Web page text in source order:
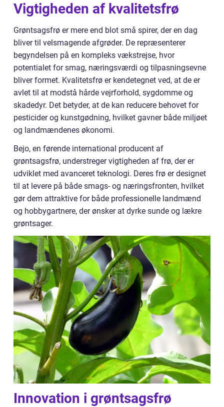
Vigtigheden af kvalitetsfrø
Grøntsagsfrø er mere end blot små spirer, der en dag
bliver til velsmagende afgrøder. De repræsenterer
begyndelsen på en kompleks vækstrejse, hvor
potentialet for smag, næringsværdi og tilpasningsevne
bliver formet. Kvalitetsfrø er kendetegnet ved, at de er
avlet til at modstå hårde vejrforhold, sygdomme og
skadedyr. Det betyder, at de kan reducere behovet for
pesticider og kunstgødning, hvilket gavner både miljøet
og landmændenes økonomi.
Bejo, en førende international producent af
grøntsagsfrø, understreger vigtigheden af frø, der er
udviklet med avanceret teknologi. Deres frø er designet
til at levere på både smags- og næringsfronten, hvilket
gør dem attraktive for både professionelle landmænd
og hobbygartnere, der ønsker at dyrke sunde og lækre
grøntsager.
Innovation i grøntsagsfrø